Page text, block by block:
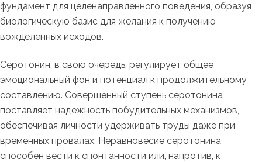
фундамент для целенаправленного поведения, образуя
биологическую базис для желания к получению
вожделенных исходов.
Серотонин, в свою очередь, регулирует общее
эмоциональный фон и потенциал к продолжительному
составлению. Совершенный ступень серотонина
поставляет надежность побудительных механизмов,
обеспечивая личности удерживать труды даже при
временных провалах. Неравновесие серотонина
способен вести к спонтанности или, напротив, к